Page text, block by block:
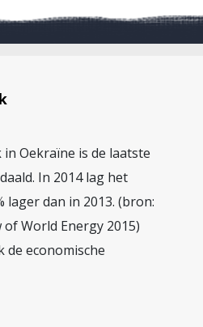
Oekraïne is de laatste
In 2014 lag het
lager dan in 2013. (bron:
of World Energy 2015)
economische